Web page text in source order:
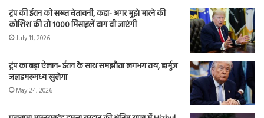
ट्रंप की ईरान को सख्त चेतावनी, कहा- अगर मुझे मारने की
कोशिश की तो 1000 मिसाइलें दाग दी जाएंगी
July 11, 2026
ट्रंप का बड़ा ऐलान- ईरान के साथ समझौता लगभग तय, हार्मुज
जलडमरूमध्य खुलेगा
May 24, 2026